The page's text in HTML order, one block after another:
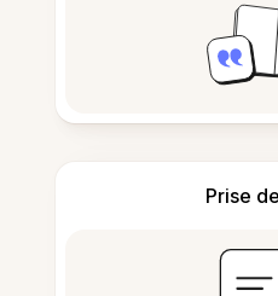
Prise